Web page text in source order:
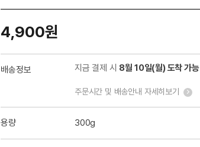
4,900원
배송정보 지금 결제 시 8월 10일(월) 도착 가능
주문시간 및 배송안내 자세히보기
용량 300g